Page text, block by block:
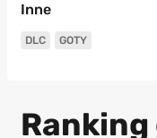
Inne
DLC GOTY
Ranking